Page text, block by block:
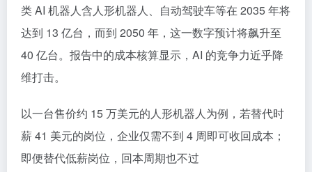
类 AI 机器人含人形机器人、自动驾驶车等在 2035 年将
达到 13 亿台，而到 2050 年，这一数字预计将飙升至
40 亿台。报告中的成本核算显示，AI 的竞争力近乎降
维打击。
以一台售价约 15 万美元的人形机器人为例，若替代时
薪 41 美元的岗位，企业仅需不到 4 周即可收回成本；
即便替代低薪岗位，回本周期也不过